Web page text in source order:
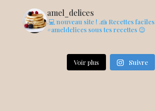
amel_delices
.💻 nouveau site ! .🍰 Recettes faciles
#ameldelices sous tes recettes 😉
Voir plus Suivre